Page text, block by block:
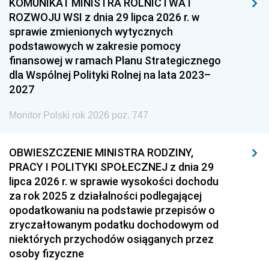
ROZWOJU WSI z dnia 29 lipca 2026 r. w
sprawie zmienionych wytycznych
podstawowych w zakresie pomocy
finansowej w ramach Planu Strategicznego
dla Wspólnej Polityki Rolnej na lata 2023–
2027
Monitor Polski rok 2026 poz. 747
OBWIESZCZENIE MINISTRA RODZINY,
PRACY I POLITYKI SPOŁECZNEJ z dnia 29
lipca 2026 r. w sprawie wysokości dochodu
za rok 2025 z działalności podlegającej
opodatkowaniu na podstawie przepisów o
zryczałtowanym podatku dochodowym od
niektórych przychodów osiąganych przez
osoby fizyczne